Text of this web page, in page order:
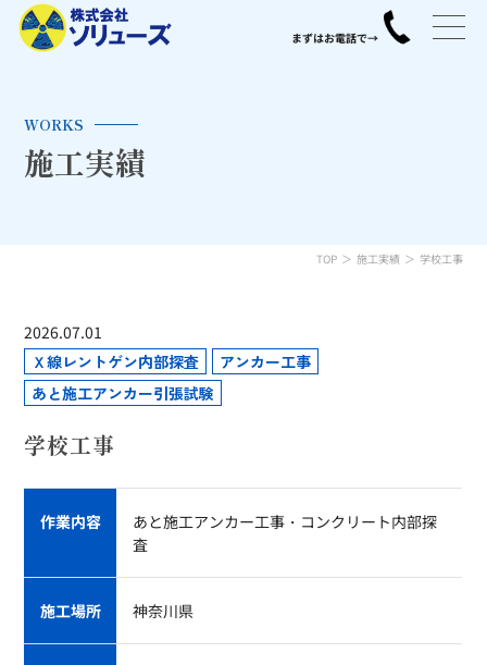
WORKS
施工実績
TOP 施工実績 学校工事
2026.07.01
Ｘ線レントゲン内部探査
アンカー工事
あと施工アンカー引張試験
学校工事
作業内容
あと施工アンカー工事・コンクリート内部探
査
施工場所 神奈川県